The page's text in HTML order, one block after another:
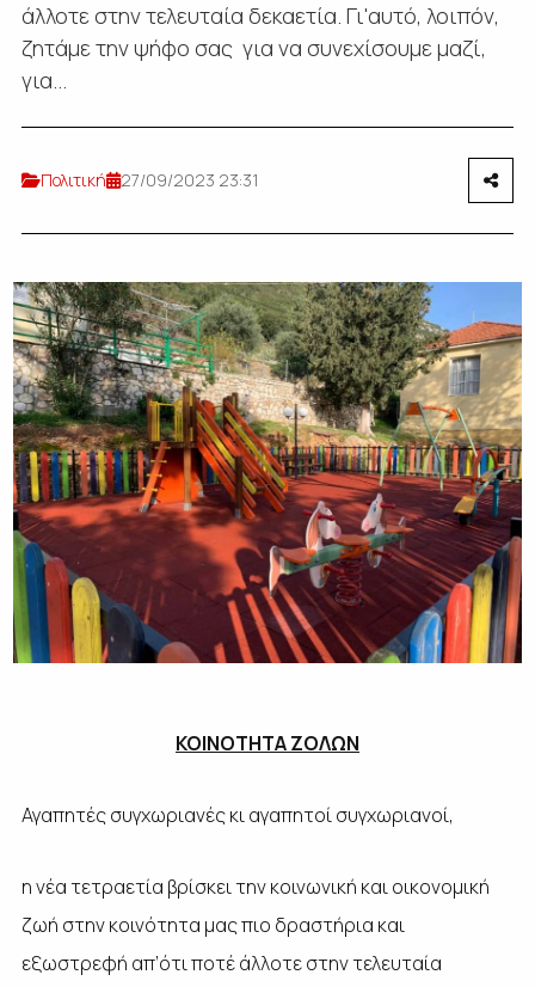
άλλοτε στην τελευταία δεκαετία. Γι'αυτό, λοιπόν,
ζητάμε την ψήφο σας για να συνεχίσουμε μαζί,
για...
Πολιτική 27/09/2023 23:31
ΚΟΙΝΟΤΗΤΑ ΖΟΛΩΝ
Αγαπητές συγχωριανές κι αγαπητοί συγχωριανοί,
η νέα τετραετία βρίσκει την κοινωνική και οικονομική
ζωή στην κοινότητα μας πιο δραστήρια και
εξωστρεφή απ’ότι ποτέ άλλοτε στην τελευταία